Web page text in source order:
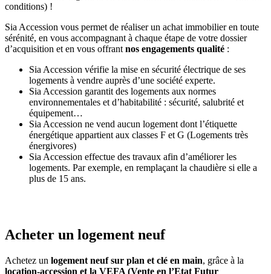
conditions) !
Sia Accession vous permet de réaliser un achat immobilier en toute
sérénité, en vous accompagnant à chaque étape de votre dossier
d’acquisition et en vous offrant nos engagements qualité :
Sia Accession vérifie la mise en sécurité électrique de ses
logements à vendre auprès d’une société experte.
Sia Accession garantit des logements aux normes
environnementales et d’habitabilité : sécurité, salubrité et
équipement…
Sia Accession ne vend aucun logement dont l’étiquette
énergétique appartient aux classes F et G (Logements très
énergivores)
Sia Accession effectue des travaux afin d’améliorer les
logements. Par exemple, en remplaçant la chaudière si elle a
plus de 15 ans.
Acheter un logement neuf
Achetez un logement neuf sur plan et clé en main, grâce à la
location-accession et la VEFA (Vente en l’Etat Futur